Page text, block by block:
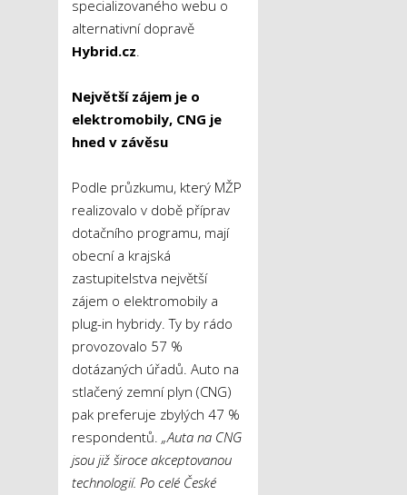
specializovaného webu o
alternativní dopravě
Hybrid.cz.
Největší zájem je o
elektromobily, CNG je
hned v závěsu
Podle průzkumu, který MŽP
realizovalo v době příprav
dotačního programu, mají
obecní a krajská
zastupitelstva největší
zájem o elektromobily a
plug-in hybridy. Ty by rádo
provozovalo 57 %
dotázaných úřadů. Auto na
stlačený zemní plyn (CNG)
pak preferuje zbylých 47 %
respondentů. „Auta na CNG
jsou již široce akceptovanou
technologií. Po celé České